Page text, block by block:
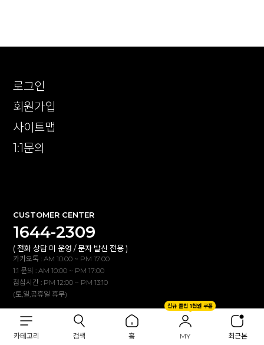
카테고리 검색 홈
신규 플친 1천원 쿠폰
MY 최근본
로그인
회원가입
사이트맵
1:1문의
CUSTOMER CENTER
1644-2309
( 전화 상담 미 운영 / 문자 발신 전용 )
카카오톡 : AM 10:00 ~ PM 17:00
1:1 문의 : AM 10:00 ~ PM 17:00
점심시간 : PM 12:00 ~ PM 13:10
(토,일,공휴일 휴무)
BANK INFO